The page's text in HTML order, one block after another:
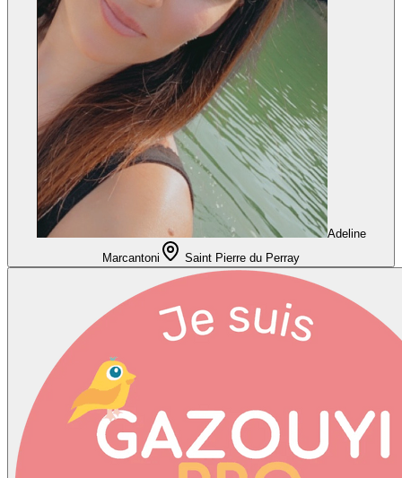
Adeline
Marcantoni
Saint Pierre du Perray